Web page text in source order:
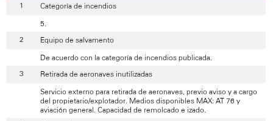
Categoría de incendios
5.
Equipo de salvamento
De acuerdo con la categoría de incendios publicada.
Retirada de aeronaves inutilizadas
Servicio externo para retirada de aeronaves, previo aviso y a cargo
del propietario/explotador. Medios disponibles MAX: AT 76 y
aviación general. Capacidad de remolcado e izado.